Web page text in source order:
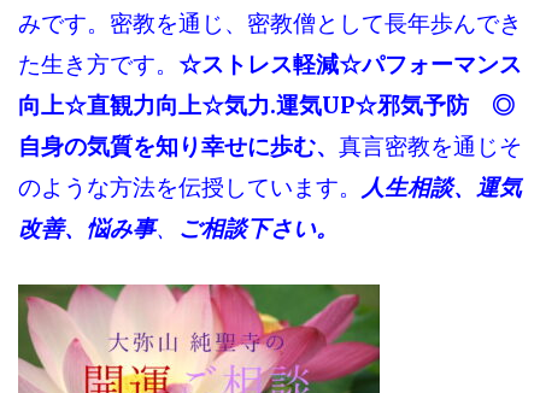
みです。密教を通じ、密教僧として長年歩んでき
た生き方です。 ☆ストレス軽減☆パフォーマンス
向上☆直観力向上☆気力.運気UP☆邪気予防 ◎
自身の気質を知り幸せに歩む、 真言密教を通じそ
のような方法を伝授しています。 人生相談、運気
改善、悩み事、 ご相談下さい。